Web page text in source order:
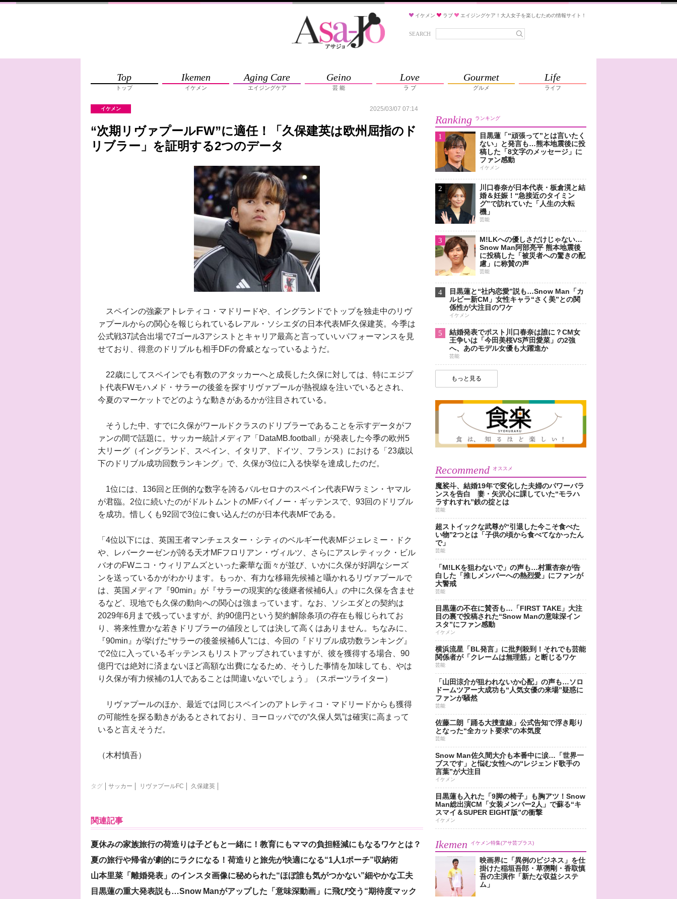
イケメン ラブ エイジングケア！大人女子を楽しむための情報サイト！
SEARCH
Top
トップ
Ikemen
イケメン
Aging Care
エイジングケア
Geino
芸 能
Love
ラ ブ
Gourmet
グルメ
Life
ライフ
イケメン 2025/03/07 07:14
“次期リヴァプールFW”に適任！「久保建英は欧州屈指のド
リブラー」を証明する2つのデータ
スペインの強豪アトレティコ・マドリードや、イングランドでトップを独走中のリヴ
ァプールからの関心を報じられているレアル・ソシエダの日本代表MF久保建英。今季は
公式戦37試合出場で7ゴール3アシストとキャリア最高と言っていいパフォーマンスを見
せており、得意のドリブルも相手DFの脅威となっているようだ。
22歳にしてスペインでも有数のアタッカーへと成長した久保に対しては、特にエジプ
ト代表FWモハメド・サラーの後釜を探すリヴァプールが熱視線を注いでいるとされ、
今夏のマーケットでどのような動きがあるかが注目されている。
そうした中、すでに久保がワールドクラスのドリブラーであることを示すデータがフ
ァンの間で話題に。サッカー統計メディア「DataMB.football」が発表した今季の欧州5
大リーグ（イングランド、スペイン、イタリア、ドイツ、フランス）における「23歳以
下のドリブル成功回数ランキング」で、久保が3位に入る快挙を達成したのだ。
1位には、136回と圧倒的な数字を誇るバルセロナのスペイン代表FWラミン・ヤマル
が君臨。2位に続いたのがドルトムントのMFバイノー・ギッテンスで、93回のドリブル
を成功。惜しくも92回で3位に食い込んだのが日本代表MFである。
「4位以下には、英国王者マンチェスター・シティのベルギー代表MFジェレミー・ドク
や、レバークーゼンが誇る天才MFフロリアン・ヴィルツ、さらにアスレティック・ビル
バオのFWニコ・ウィリアムズといった豪華な面々が並び、いかに久保が好調なシーズ
ンを送っているかがわかります。もっか、有力な移籍先候補と囁かれるリヴァプールで
は、英国メディア『90min』が『サラーの現実的な後継者候補6人』の中に久保を含ませ
るなど、現地でも久保の動向への関心は強まっています。なお、ソシエダとの契約は
2029年6月まで残っていますが、約90億円という契約解除条項の存在も報じられてお
り、将来性豊かな若きドリブラーの値段としては決して高くはありません。ちなみに、
『90min』が挙げた“サラーの後釜候補6人”には、今回の『ドリブル成功数ランキング』
で2位に入っているギッテンスもリストアップされていますが、彼を獲得する場合、90
億円では絶対に済まないほど高額な出費になるため、そうした事情を加味しても、やは
り久保が有力候補の1人であることは間違いないでしょう」（スポーツライター）
リヴァプールのほか、最近では同じスペインのアトレティコ・マドリードからも獲得
の可能性を探る動きがあるとされており、ヨーロッパでの“久保人気”は確実に高まって
いると言えそうだ。
（木村慎吾）
タグ サッカー リヴァプールFC 久保建英
関連記事
夏休みの家族旅行の荷造りは子どもと一緒に！教育にもママの負担軽減にもなるワケとは？
夏の旅行や帰省が劇的にラクになる！荷造りと旅先が快適になる“1人1ポーチ”収納術
山本里菜「離婚発表」のインスタ画像に秘められた“ほぼ誰も気がつかない”細やかな工夫
目黒蓮の重大発表説も…Snow Manがアップした「意味深動画」に飛び交う“期待度マック
Ranking ランキング
1
目黒蓮「“頑張って”とは言いたく
ない」と発言も…熊本地震後に投
稿した「8文字のメッセージ」に
ファン感動
イケメン
2
川口春奈が日本代表・板倉滉と結
婚＆妊娠！“急接近のタイミン
グ”で訪れていた「人生の大転
機」
芸能
3
M!LKへの優しさだけじゃない…
Snow Man阿部亮平 熊本地震後
に投稿した「被災者への驚きの配
慮」に称賛の声
芸能
4
目黒蓮と“社内恋愛”説も…Snow Man「カ
ルビー新CM」女性キャラ“さく美”との関
係性が大注目のワケ
イケメン
5
結婚発表でポスト川口春奈は誰に？CM女
王争いは「今田美桜VS芦田愛菜」の2強
へ、あのモデル女優も大躍進か
芸能
もっと見る
Recommend オススメ
魔裟斗、結婚19年で変化した夫婦のパワーバラ
ンスを告白 妻・矢沢心に課していた“モラハ
ラすれすれ”鉄の掟とは
芸能
超ストイックな武尊が“引退した今こそ食べた
い物”2つとは「子供の頃から食べてなかったん
で」
芸能
「M!LKを狙わないで」の声も…村重杏奈が告
白した「推しメンバーへの熱烈愛」にファンが
大警戒
芸能
目黒蓮の不在に賛否も…「FIRST TAKE」大注
目の裏で投稿された“Snow Manの意味深イン
スタ”にファン感動
イケメン
横浜流星「BL発言」に批判殺到！それでも芸能
関係者が「クレームは無理筋」と断じるワケ
芸能
「山田涼介が狙われないか心配」の声も…ソロ
ドームツアー大成功も“人気女優の来場”疑惑に
ファンが騒然
芸能
佐藤二朗「踊る大捜査線」公式告知で浮き彫り
となった“全カット要求”の本気度
芸能
Snow Man佐久間大介も本番中に涙…「世界一
ブスです」と悩む女性への“レジェンド歌手の
言葉”が大注目
イケメン
目黒蓮も入れた「9脚の椅子」も胸アツ！Snow
Man総出演CM「女装メンバー2人」で蘇る“キ
スマイ＆SUPER EIGHT版”の衝撃
イケメン
Ikemen イケメン特集(アサ芸プラス)
映画界に「異例のビジネス」を仕
掛けた稲垣吾郎・草彅剛・香取慎
吾の主演作「新たな収益システ
ム」